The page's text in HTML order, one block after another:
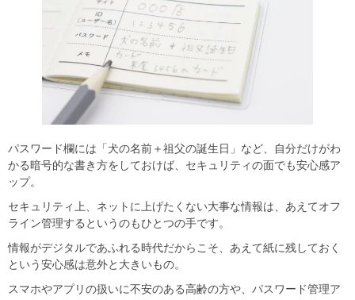
パスワード欄には「犬の名前＋祖父の誕生日」など、自分だけがわ
かる暗号的な書き方をしておけば、セキュリティの面でも安心感ア
ップ。
セキュリティ上、ネットに上げたくない大事な情報は、あえてオフ
ライン管理するというのもひとつの手です。
情報がデジタルであふれる時代だからこそ、あえて紙に残しておく
という安心感は意外と大きいもの。
スマホやアプリの扱いに不安のある高齢の方や、パスワード管理ア